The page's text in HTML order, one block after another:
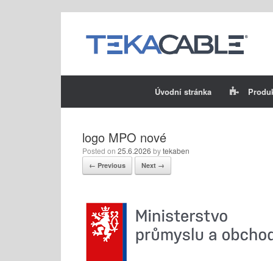
content
Úvodní stránka
logo MPO nové
Posted on 25.6.2026 bytekaben
← Previous Next →